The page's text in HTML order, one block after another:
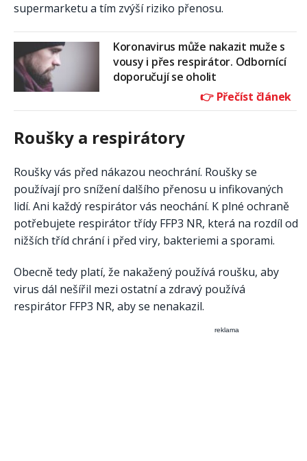
supermarketu a tím zvýší riziko přenosu.
Koronavirus může nakazit muže s
vousy i přes respirátor. Odbornící
doporučují se oholit
Roušky a respirátory
Roušky vás před nákazou neochrání. Roušky se
používají pro snížení dalšího přenosu u infikovaných
lidí. Ani každý respirátor vás neochání. K plné ochraně
potřebujete respirátor třídy FFP3 NR, která na rozdíl od
nižších tříd chrání i před viry, bakteriemi a sporami.
Obecně tedy platí, že nakažený používá roušku, aby
virus dál nešířil mezi ostatní a zdravý používá
respirátor FFP3 NR, aby se nenakazil.
reklama